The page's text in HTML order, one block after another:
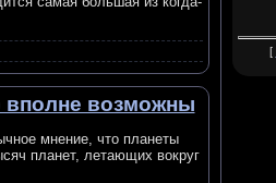
вполне возможны
мнение, что планеты
планет, летающих вокруг
[